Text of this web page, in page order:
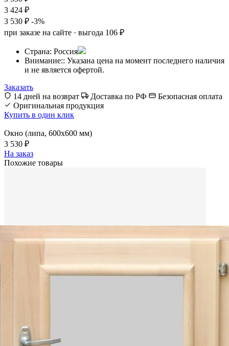
3 424 ₽
3 530 ₽ -3%
при заказе на сайте · выгода 106 ₽
Страна: Россия
Внимание:: Указана цена на момент последнего наличия
и не является офертой.
Заказать
14 дней на возврат
Доставка по РФ
Безопасная оплата
Оригинальная продукция
Купить в один клик
Окно (липа, 600x600 мм)
3 530 ₽
На заказ
Похожие товары